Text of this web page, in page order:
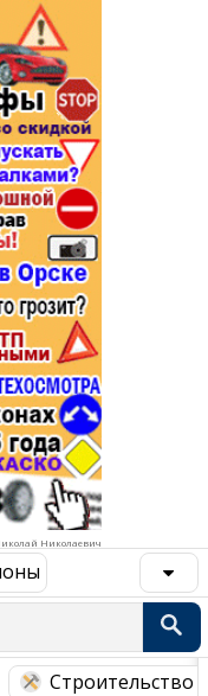
Николаевич
Строительство
и связь
и финансы
Экспертиза, Страхование
организации
хозяйство
Зоотовары